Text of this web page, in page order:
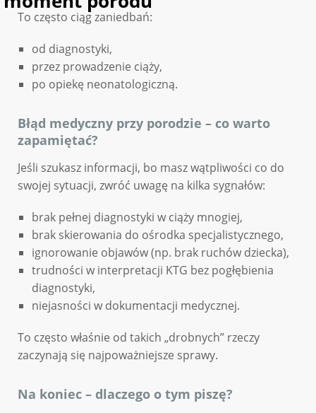
To często ciąg zaniedbań:
od diagnostyki,
przez prowadzenie ciąży,
po opiekę neonatologiczną.
Błąd medyczny przy porodzie – co warto
zapamiętać?
Jeśli szukasz informacji, bo masz wątpliwości co do
swojej sytuacji, zwróć uwagę na kilka sygnałów:
brak pełnej diagnostyki w ciąży mnogiej,
brak skierowania do ośrodka specjalistycznego,
ignorowanie objawów (np. brak ruchów dziecka),
trudności w interpretacji KTG bez pogłębienia
diagnostyki,
niejasności w dokumentacji medycznej.
To często właśnie od takich „drobnych” rzeczy
zaczynają się najpoważniejsze sprawy.
Na koniec – dlaczego o tym piszę?